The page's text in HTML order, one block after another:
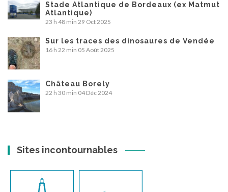
Stade Atlantique de Bordeaux (ex Matmut
Atlantique)
23 h 48 min 29 Oct 2025
Sur les traces des dinosaures de Vendée
16 h 22 min 05 Août 2025
Château Borely
22 h 30 min 04 Déc 2024
Sites incontournables